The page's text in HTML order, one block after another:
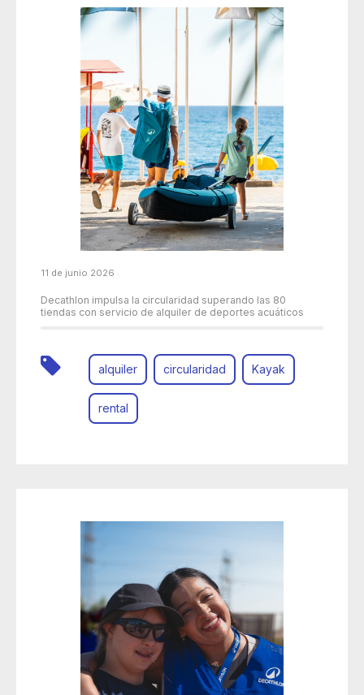
11 de junio 2026
Decathlon impulsa la circularidad superando las 80
tiendas con servicio de alquiler de deportes acuáticos
alquiler circularidad Kayak
rental